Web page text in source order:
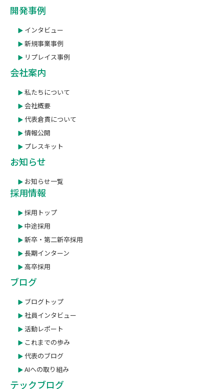
開発事例
インタビュー
新規事業事例
リプレイス事例
会社案内
私たちについて
会社概要
代表倉貫について
情報公開
プレスキット
お知らせ
お知らせ一覧
採用情報
採用トップ
中途採用
新卒・第二新卒採用
長期インターン
高卒採用
ブログ
ブログトップ
社員インタビュー
活動レポート
これまでの歩み
代表のブログ
AIへの取り組み
テックブログ